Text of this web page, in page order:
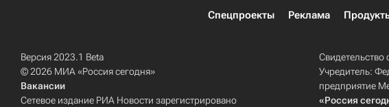
Спецпроекты
Реклама
Версия 2023.1 Beta
© 2026 МИА «Россия сегодня»
Вакансии
Сетевое издание РИА Новости зарегистрировано
Учредитель:
предприятие
«Россия